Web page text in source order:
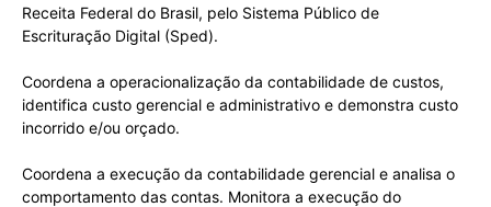
Receita Federal do Brasil, pelo Sistema Público de
Escrituração Digital (Sped).
Coordena a operacionalização da contabilidade de custos,
identifica custo gerencial e administrativo e demonstra custo
incorrido e/ou orçado.
Coordena a execução da contabilidade gerencial e analisa o
comportamento das contas. Monitora a execução do